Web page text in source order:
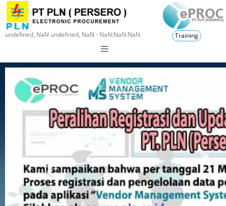
undefined, NaN undefined, NaN - NaN:NaN:NaN Training